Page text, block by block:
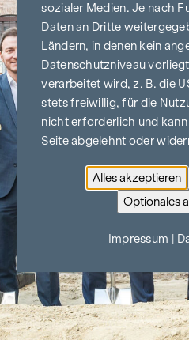
sozialer Medien. Je nach
Daten an Dritte
Ländern, in denen kein
Datenschutzniveau
verarbeitet wird, z. B. die
stets freiwillig, für die
nicht erforderlich und
Seite abgelehnt oder
Alles akzeptieren
Optionales
Impressum